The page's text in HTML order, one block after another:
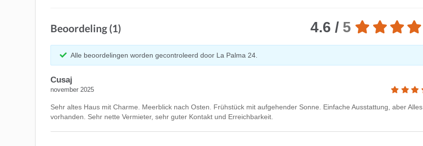
Beoordeling (1) 4.6 / 5
Alle beoordelingen worden gecontroleerd door La Palma 24.
Cusaj
november 2025
Sehr altes Haus mit Charme. Meerblick nach Osten. Frühstück mit aufgehender Sonne. Einfache Ausstattung, aber Alles
vorhanden. Sehr nette Vermieter, sehr guter Kontakt und Erreichbarkeit.